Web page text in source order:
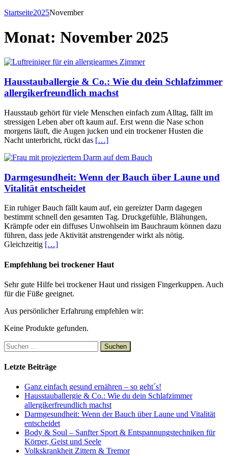
Startseite2025November
Monat: November 2025
Hausstauballergie & Co.: Wie du dein Schlafzimmer
allergikerfreundlich machst
Hausstaub gehört für viele Menschen einfach zum Alltag, fällt im
stressigen Leben aber oft kaum auf. Erst wenn die Nase schon
morgens läuft, die Augen jucken und ein trockener Husten die
Nacht unterbricht, rückt das […]
Darmgesundheit: Wenn der Bauch über Laune und
Vitalität entscheidet
Ein ruhiger Bauch fällt kaum auf, ein gereizter Darm dagegen
bestimmt schnell den gesamten Tag. Druckgefühle, Blähungen,
Krämpfe oder ein diffuses Unwohlsein im Bauchraum können dazu
führen, dass jede Aktivität anstrengender wirkt als nötig.
Gleichzeitig […]
Empfehlung bei trockener Haut
Sehr gute Hilfe bei trockener Haut und rissigen Fingerkuppen. Auch
für die Füße geeignet.
Aus persönlicher Erfahrung empfehlen wir:
Keine Produkte gefunden.
Suchen
nach:
Letzte Beiträge
Ganz einfach gesund ernähren – so geht´s!
Hausstauballergie & Co.: Wie du dein Schlafzimmer
allergikerfreundlich machst
Darmgesundheit: Wenn der Bauch über Laune und Vitalität
entscheidet
Body & Soul – Sanfter Sport & Entspannungstechniken für
Körper, Geist und Seele
Volkskrankheit Zittern & Tremor